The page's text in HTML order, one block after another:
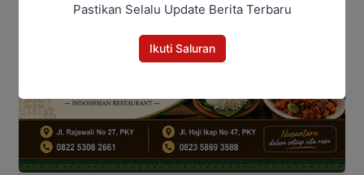
Pastikan Selalu Update Berita Terbaru
Ikuti Saluran